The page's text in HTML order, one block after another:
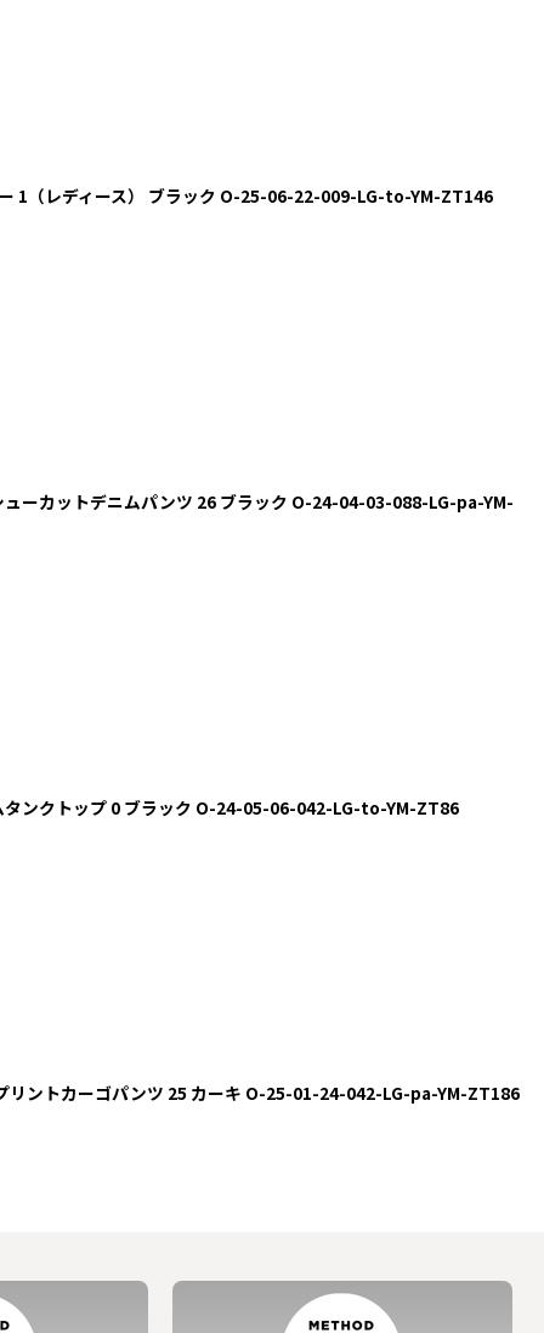
1（レディース） ブラック O-25-06-22-009-LG-to-YM-ZT146
ーカットデニムパンツ 26 ブラック O-24-04-03-088-LG-pa-YM-
ンクトップ 0 ブラック O-24-05-06-042-LG-to-YM-ZT86
リントカーゴパンツ 25 カーキ O-25-01-24-042-LG-pa-YM-ZT186